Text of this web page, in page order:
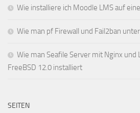
Wie installiere ich Moodle LMS auf
Wie man pf Firewall und Fail2ban
Wie man Seafile Server mit Nginx
FreeBSD 12.0 installiert
SEITEN